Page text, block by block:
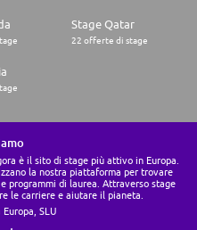
Stage Qatar
22 offerte di stage
è il sito di stage più attivo in Europa.
la nostra piattaforma per trovare
programmi di laurea. Attraverso stage
le carriere e aiutare il pianeta.
SLU